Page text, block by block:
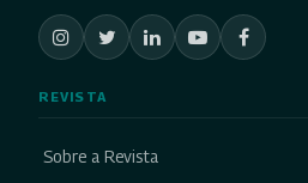
REVISTA
Sobre a Revista